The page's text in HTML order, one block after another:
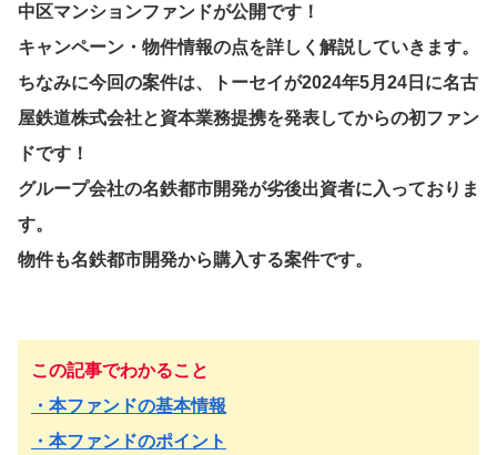
中区マンションファンドが公開です！
キャンペーン・物件情報の点を詳しく解説していきます。
ちなみに今回の案件は、トーセイが2024年5月24日に名古
屋鉄道株式会社と資本業務提携を発表してからの初ファン
ドです！
グループ会社の名鉄都市開発が劣後出資者に入っておりま
す。
物件も名鉄都市開発から購入する案件です。
この記事でわかること
・本ファンドの基本情報
・本ファンドのポイント